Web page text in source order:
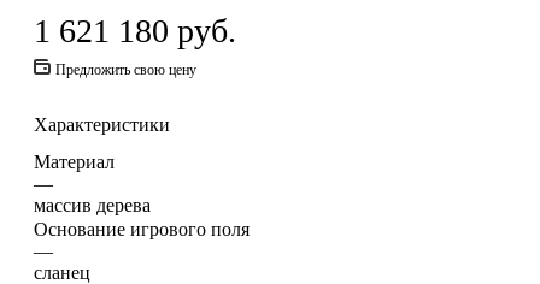
1 621 180 руб.
Предложить свою цену
Характеристики
Материал
—
массив дерева
Основание игрового поля
—
сланец